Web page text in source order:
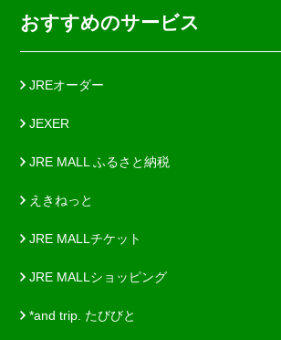
おすすめのサービス
JREオーダー
JEXER
JRE MALL ふるさと納税
えきねっと
JRE MALLチケット
JRE MALLショッピング
*and trip. たびびと